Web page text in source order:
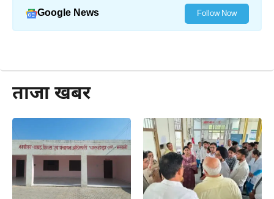
Google News Follow Now
ताजा खबर